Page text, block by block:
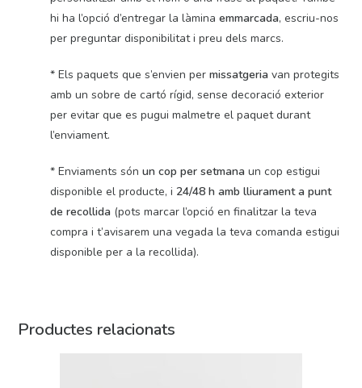
hi ha l’opció d’entregar la làminaemmarcada, escriu-nos
per preguntar disponibilitat i preu dels marcs.
* Els paquets que s’envien permissatgeria van protegits
amb un sobre de cartó rígid, sense decoració exterior
per evitar que es pugui malmetre el paquet durant
l’enviament.
* Enviaments sónun cop per setmana un cop estigui
disponible el producte, i 24/48 h amb lliurament a punt
de recollida (pots marcar l’opció en finalitzar la teva
compra i t’avisarem una vegada la teva comanda estigui
disponible per a la recollida).
Productes relacionats